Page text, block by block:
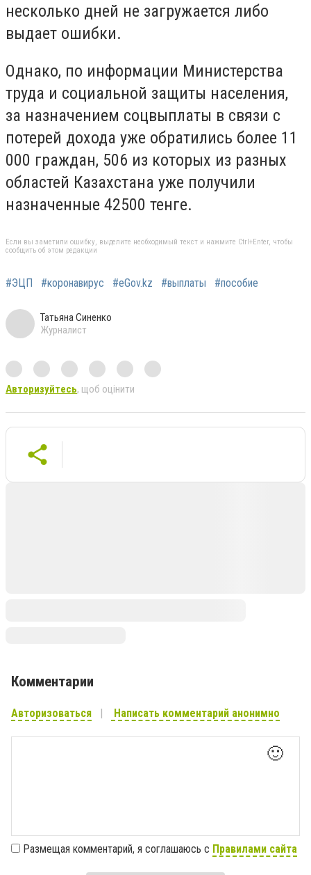
несколько дней не загружается либо
выдает ошибки.
Однако, по информации Министерства
труда и социальной защиты населения,
за назначением соцвыплаты в связи с
потерей дохода уже обратились более 11
000 граждан, 506 из которых из разных
областей Казахстана уже получили
назначенные 42500 тенге.
Если вы заметили ошибку, выделите необходимый текст и нажмите Ctrl+Enter, чтобы
сообщить об этом редакции
#ЭЦП #коронавирус #eGov.kz #выплаты #пособие
Татьяна Синенко
Журналист
Авторизуйтесь, щоб оцінити
Комментарии
Авторизоваться Написать комментарий анонимно
🙂
Размещая комментарий, я соглашаюсь с Правилами сайта